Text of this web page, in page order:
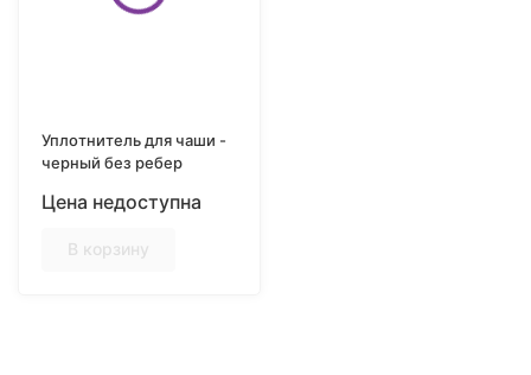
Уплотнитель для чаши -
черный без ребер
Цена недоступна
В корзину